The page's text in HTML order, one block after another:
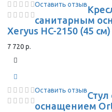
Оставить отзыв
санитарным
Xeryus HC-2150 (45
7 720 р.
Оставить отзыв
оснащением